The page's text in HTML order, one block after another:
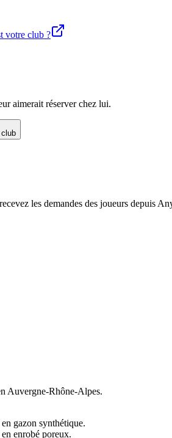
votre club ?
aimerait réserver chez lui.
les demandes des joueurs depuis
Auvergne-Rhône-Alpes.
gazon synthétique.
enrobé poreux.